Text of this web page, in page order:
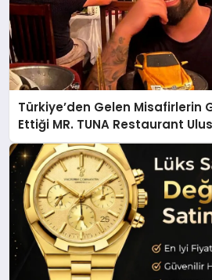
Türkiye’den Gelen Misafirlerin
Ettiği MR. TUNA Restaurant
Başarısıyla Dikkat Çekiyor